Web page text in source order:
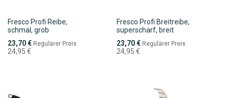
Fresco Profi Reibe,
schmal, grob
Sonderpreis
23,70 € Regulärer Preis
24,95 €
Fresco Profi Breitreibe,
superscharf, breit
Sonderpreis
23,70 € Regulärer Preis
24,95 €